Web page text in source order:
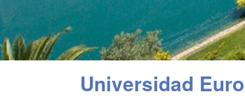
Universidad